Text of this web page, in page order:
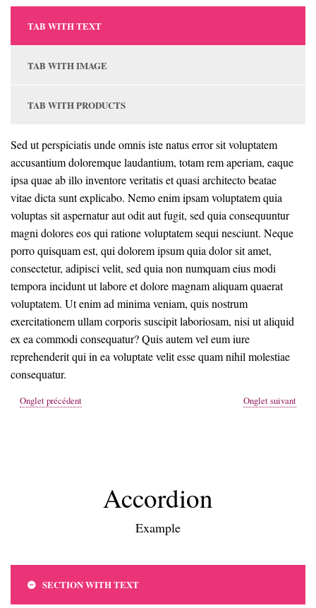
TAB WITH TEXT
TAB WITH IMAGE
TAB WITH PRODUCTS
Sed ut perspiciatis unde omnis iste natus error sit voluptatem
accusantium doloremque laudantium, totam rem aperiam, eaque
ipsa quae ab illo inventore veritatis et quasi architecto beatae
vitae dicta sunt explicabo. Nemo enim ipsam voluptatem quia
voluptas sit aspernatur aut odit aut fugit, sed quia consequuntur
magni dolores eos qui ratione voluptatem sequi nesciunt. Neque
porro quisquam est, qui dolorem ipsum quia dolor sit amet,
consectetur, adipisci velit, sed quia non numquam eius modi
tempora incidunt ut labore et dolore magnam aliquam quaerat
voluptatem. Ut enim ad minima veniam, quis nostrum
exercitationem ullam corporis suscipit laboriosam, nisi ut aliquid
ex ea commodi consequatur? Quis autem vel eum iure
reprehenderit qui in ea voluptate velit esse quam nihil molestiae
consequatur.
Onglet précédent Onglet suivant
Accordion
Example
SECTION WITH TEXT